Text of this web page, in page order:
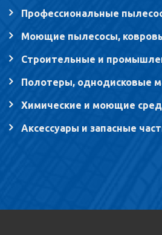
Профессиональные
Моющие пылесосы,
Строительные и
Полотеры, однодисковые
Химические и моющие
Аксессуары и запасные